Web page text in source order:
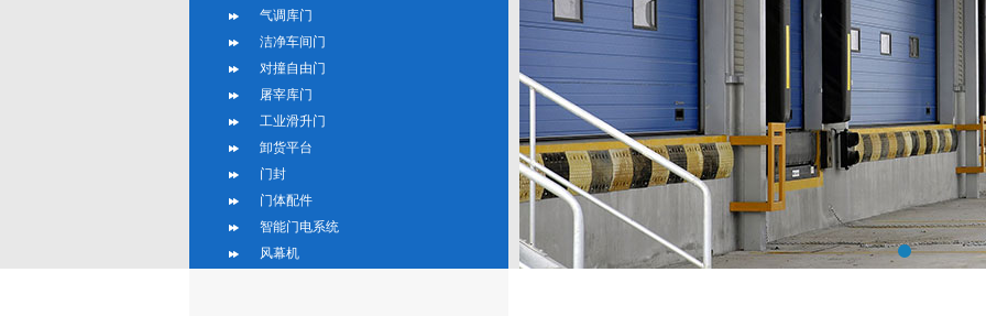
气调库门
洁净车间门
对撞自由门
屠宰库门
工业滑升门
卸货平台
门封
门体配件
智能门电系统
风幕机